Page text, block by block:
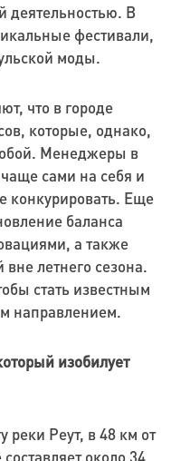
деятельностью. В
фестивали,
моды.
что в городе
которые, однако,
Менеджеры в
сами на себя и
конкурировать. Еще
баланса
а также
летнего сезона.
стать известным
направлением.
изобилует
реки Реут, в 48 км от
около 34